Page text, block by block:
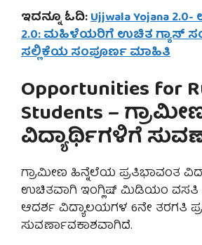
ಇದನ್ನೂ ಓದಿ:Ujjwala Yojana
2.0: ಮಹಿಳೆಯರಿಗೆ ಉಚಿತ ಗ್ಯಾಸ್
ಸಲ್ಲಿಕೆಯ ಸಂಪೂರ್ಣ ಮಾಹಿತಿ
Opportunities for
Students –
ವಿದ್ಯಾರ್ಥಿಗಳಿಗೆ
ಗ್ರಾಮೀಣ ಹಿನ್ನೆಲೆಯ ಪ್ರತಿಭಾವಂತ
ಉಚಿತವಾಗಿ ಇಂಗ್ಲಿಷ್ ಮಿಡಿಯಂ ವಸತಿ
ಆದರ್ಶ ವಿದ್ಯಾಲಯಗಳ 6ನೇ ತರಗತಿ
ಸುವರ್ಣಾವಕಾಶವಾಗಿದೆ.